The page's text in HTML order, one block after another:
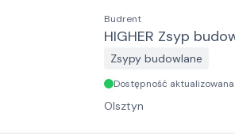
Budrent
HIGHER Zsyp
Zsypy budowlane
Dostępność
Olsztyn